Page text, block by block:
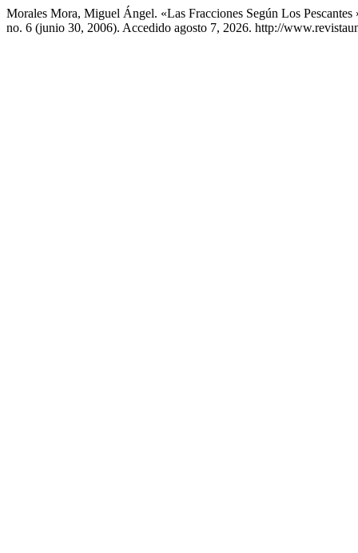
Morales Mora, Miguel Ángel. «Las Fracciones Según Los Pescantes
no. 6 (junio 30, 2006). Accedido agosto 7, 2026. http://